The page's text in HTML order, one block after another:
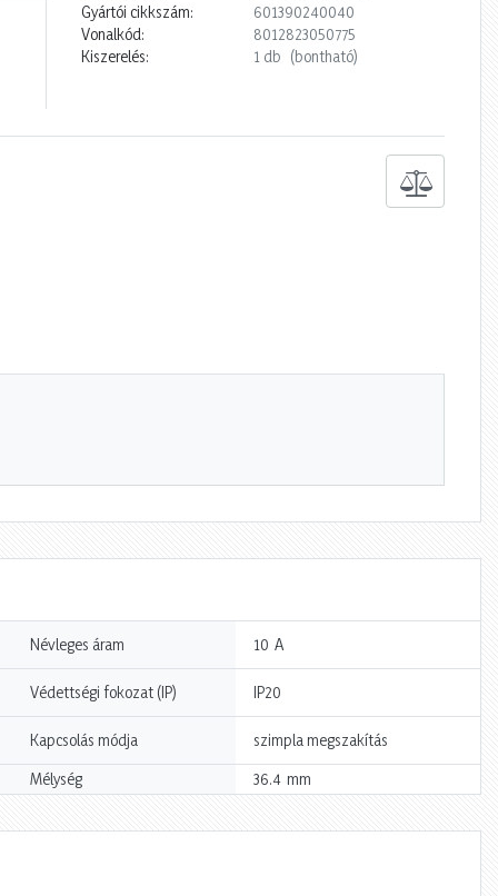
Gyártói cikkszám:
601390240040
Vonalkód:
8012823050775
Kiszerelés:
1 db (bontható)
Névleges áram 10 A
Védettségi fokozat (IP) IP20
Kapcsolás módja szimpla megszakítás
Mélység 36.4 mm